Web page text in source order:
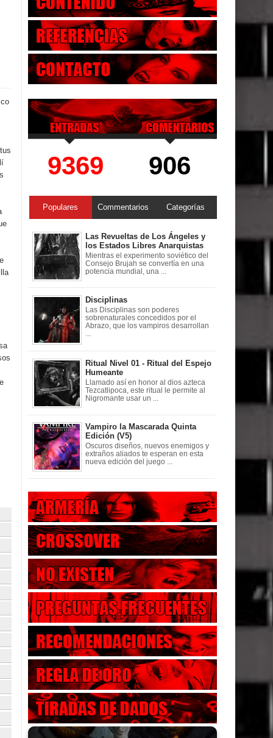
9369 906
Populares Commentarios Categorías
Las Revueltas de Los Ángeles y
los Estados Libres Anarquistas
Mientras el experimento soviético del
Consejo Brujah se convertía en una
potencia mundial, una ...
Disciplinas
Las Disciplinas son poderes
sobrenaturales concedidos por el
Abrazo, que los vampiros desarrollan
Ritual Nivel 01 - Ritual del Espejo
Humeante
Llamado así en honor al dios azteca
Tezcatlipoca, este ritual le permite al
Nigromante usar un ...
Vampiro la Mascarada Quinta
Edición (V5)
Oscuros diseños, nuevos enemigos y
extraños aliados te esperan en esta
nueva edición del juego ...